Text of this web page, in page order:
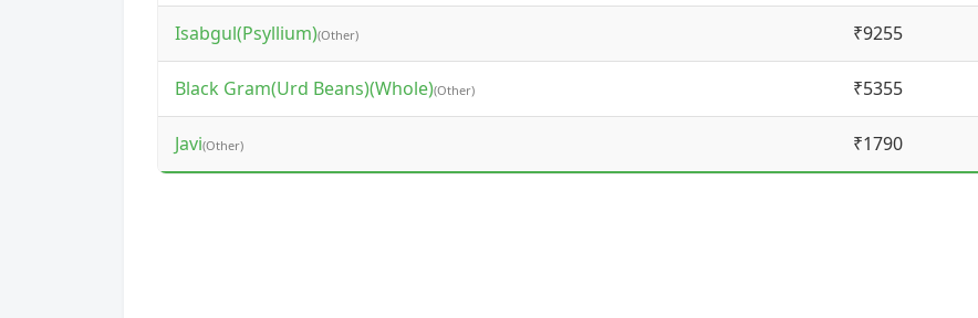
Isabgul(Psyllium)(Other) ₹9255
Black Gram(Urd Beans)(Whole)(Other) ₹5355
Javi(Other) ₹1790